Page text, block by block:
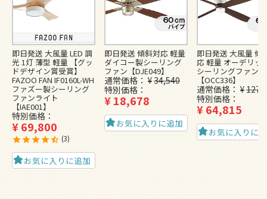
即日発送 大風量 LED 調
光 1灯 薄型 軽量 【グッ
ドデザイン賞受賞】
FAZOO FAN IF0160L-WH
ファズー製シーリング
ファンライト
【IAE001】
特別価格
¥69,800
3
お気に入りに追加
即日発送 傾斜対応 軽量
ダイコー製シーリング
ファン【DJE049】
通常価格 ¥34,540
特別価格
¥18,678
お気に入りに追加
即日発送 大風量 傾
応 軽量 オーデリッ
シーリングファン
【OCC336】
通常価格 ¥
特別価格
¥64,815
お気に入りに